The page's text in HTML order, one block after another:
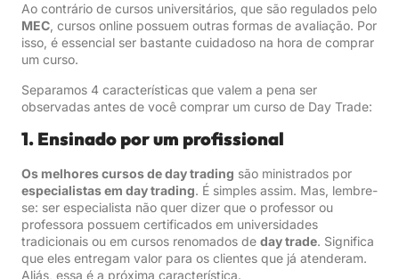
Ao contrário de cursos universitários, que são regulados pelo
MEC , cursos online possuem outras formas de avaliação. Por
isso, é essencial ser bastante cuidadoso na hora de comprar
um curso.
Separamos 4 características que valem a pena ser
observadas antes de você comprar um curso de Day Trade:
1. Ensinado por um profissional
Os melhores cursos de day trading são ministrados por
especialistas em day trading. É simples assim. Mas, lembre-
se: ser especialista não quer dizer que o professor ou
professora possuem certificados em universidades
tradicionais ou em cursos renomados de day trade. Significa
que eles entregam valor para os clientes que já atenderam.
Aliás, essa é a próxima característica.